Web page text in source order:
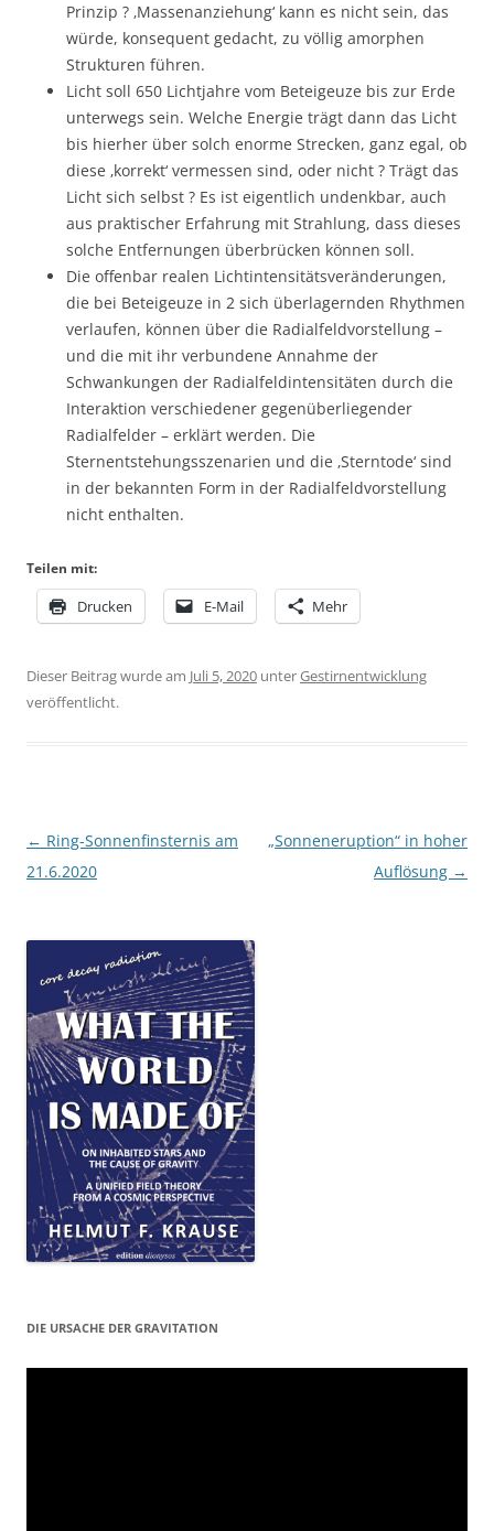
Prinzip ? ‚Massenanziehung‘ kann es nicht sein, das
würde, konsequent gedacht, zu völlig amorphen
Strukturen führen.
Licht soll 650 Lichtjahre vom Beteigeuze bis zur Erde
unterwegs sein. Welche Energie trägt dann das Licht
bis hierher über solch enorme Strecken, ganz egal, ob
diese ‚korrekt‘ vermessen sind, oder nicht ? Trägt das
Licht sich selbst ? Es ist eigentlich undenkbar, auch
aus praktischer Erfahrung mit Strahlung, dass dieses
solche Entfernungen überbrücken können soll.
Die offenbar realen Lichtintensitätsveränderungen,
die bei Beteigeuze in 2 sich überlagernden Rhythmen
verlaufen, können über die Radialfeldvorstellung –
und die mit ihr verbundene Annahme der
Schwankungen der Radialfeldintensitäten durch die
Interaktion verschiedener gegenüberliegender
Radialfelder – erklärt werden. Die
Sternentstehungsszenarien und die ‚Sterntode‘ sind
in der bekannten Form in der Radialfeldvorstellung
nicht enthalten.
Teilen mit:
Drucken E-Mail Mehr
Dieser Beitrag wurde am Juli 5, 2020 unterGestirnentwicklung
veröffentlicht.
Beitragsnavigation
← Ring-Sonnenfinsternis am
21.6.2020
„Sonneneruption“ in hoher
Auflösung →
DIE URSACHE DER GRAVITATION
Video-